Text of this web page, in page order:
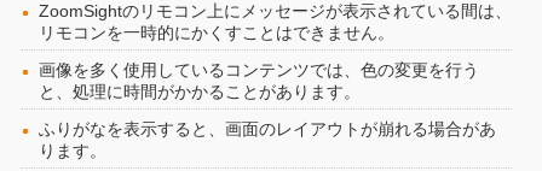
ZoomSightのリモコン上にメッセージが表示されている間は、
リモコンを一時的にかくすことはできません。
画像を多く使用しているコンテンツでは、色の変更を行う
と、処理に時間がかかることがあります。
ふりがなを表示すると、画面のレイアウトが崩れる場合があ
ります。